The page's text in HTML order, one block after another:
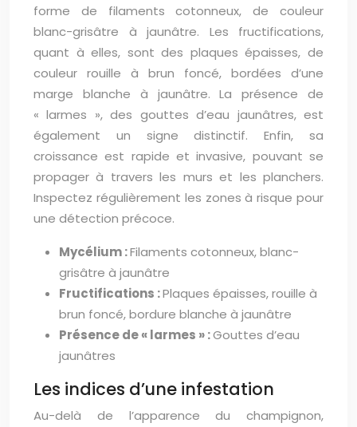
forme de filaments cotonneux, de couleur
blanc-grisâtre à jaunâtre. Les fructifications,
quant à elles, sont des plaques épaisses, de
couleur rouille à brun foncé, bordées d’une
marge blanche à jaunâtre. La présence de
« larmes », des gouttes d’eau jaunâtres, est
également un signe distinctif. Enfin, sa
croissance est rapide et invasive, pouvant se
propager à travers les murs et les planchers.
Inspectez régulièrement les zones à risque pour
une détection précoce.
Mycélium :Filaments cotonneux, blanc-
grisâtre à jaunâtre
Fructifications :Plaques épaisses, rouille à
brun foncé, bordure blanche à jaunâtre
Présence de « larmes » :Gouttes d’eau
jaunâtres
Les indices d’une infestation
Au-delà de l’apparence du champignon,